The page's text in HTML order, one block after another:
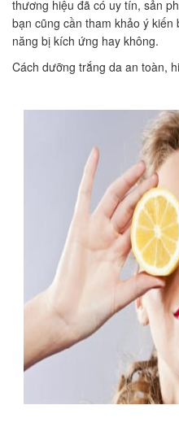
thương hiệu đã có uy tín, sản
bạn cũng cần tham khảo ý
năng bị kích ứng hay không.
Cách dưỡng trắng da an toàn,